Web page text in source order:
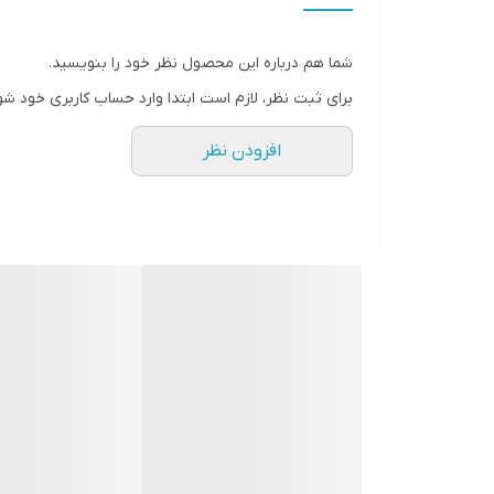
شما هم درباره این محصول نظر خود را بنویسید.
برای ثبت نظر، لازم است ابتدا وارد حساب کاربری خود
افزودن نظر